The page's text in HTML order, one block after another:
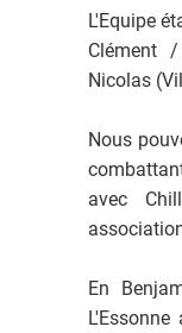
L'Equipe
Clément
Nicolas
Nous
avec
En